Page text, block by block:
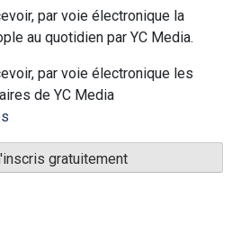
par voie électronique la
au quotidien par YC Media.
par voie électronique les
de YC Media